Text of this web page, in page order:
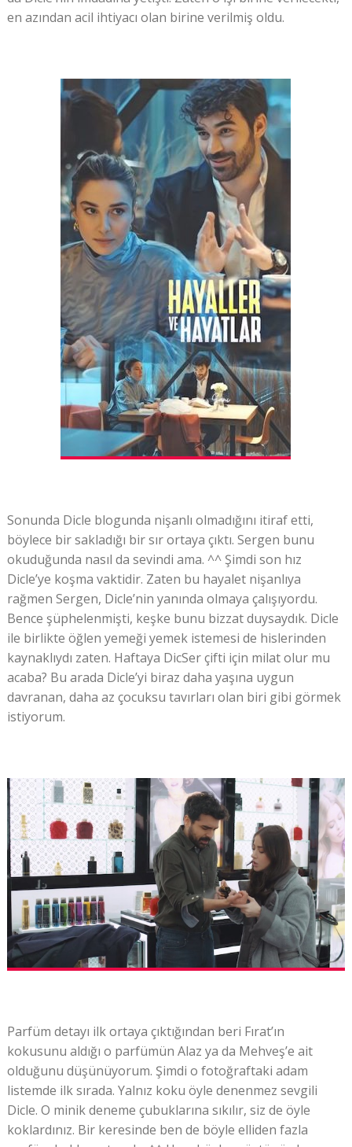
en azından acil ihtiyacı olan birine verilmiş oldu.
Sonunda Dicle blogunda nişanlı olmadığını itiraf etti,
böylece bir sakladığı bir sır ortaya çıktı. Sergen bunu
okuduğunda nasıl da sevindi ama. ^^ Şimdi son hız
Dicle’ye koşma vaktidir. Zaten bu hayalet nişanlıya
rağmen Sergen, Dicle’nin yanında olmaya çalışıyordu.
Bence şüphelenmişti, keşke bunu bizzat duysaydık. Dicle
ile birlikte öğlen yemeği yemek istemesi de hislerinden
kaynaklıydı zaten. Haftaya DicSer çifti için milat olur mu
acaba? Bu arada Dicle’yi biraz daha yaşına uygun
davranan, daha az çocuksu tavırları olan biri gibi görmek
istiyorum.
Parfüm detayı ilk ortaya çıktığından beri Fırat’ın
kokusunu aldığı o parfümün Alaz ya da Mehveş’e ait
olduğunu düşünüyorum. Şimdi o fotoğraftaki adam
listemde ilk sırada. Yalnız koku öyle denenmez sevgili
Dicle. O minik deneme çubuklarına sıkılır, siz de öyle
koklardınız. Bir keresinde ben de böyle elliden fazla